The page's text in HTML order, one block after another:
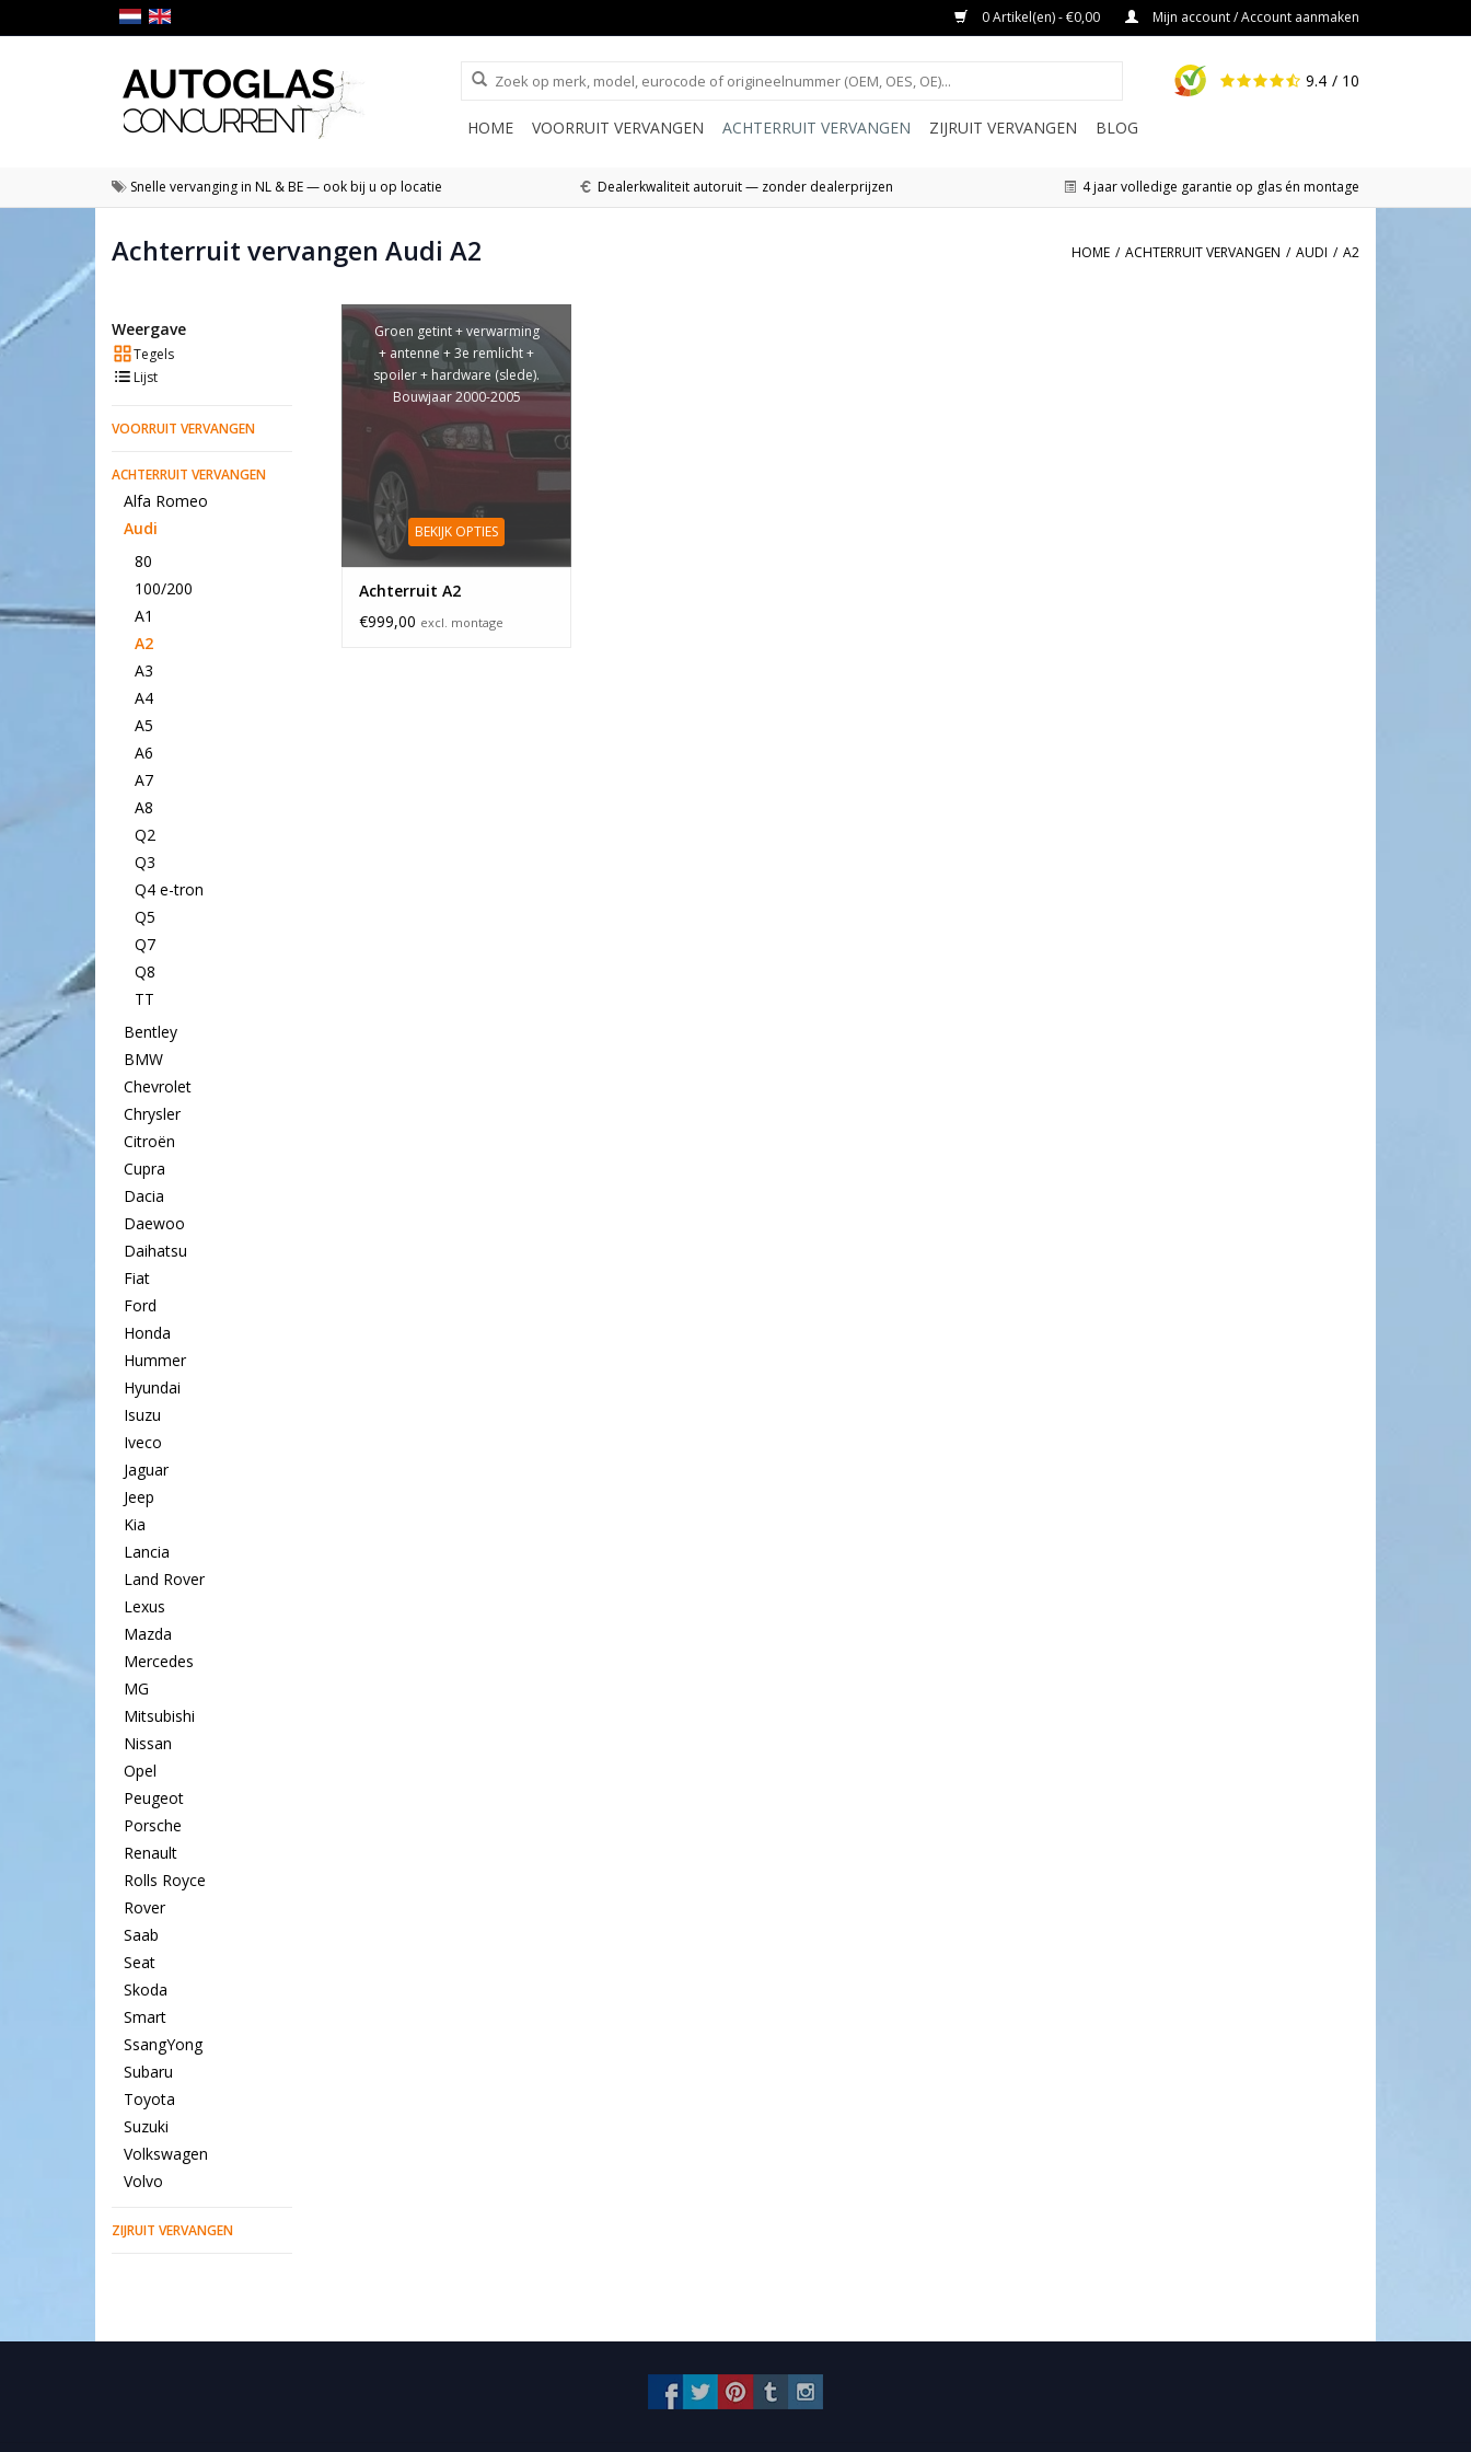
0 Artikel(en) - €0,00 Mijn account / Account aanmaken
9.4 / 10
HOME VOORRUIT VERVANGEN ACHTERRUIT VERVANGEN ZIJRUIT VERVANGEN BLOG
Snelle vervanging in NL & BE — ook bij u op locatie Dealerkwaliteit autoruit — zonder dealerprijzen 4 jaar volledige garantie op glas én montage
Achterruit vervangen Audi A2 HOME / ACHTERRUIT VERVANGEN / AUDI / A2
Weergave
Tegels
Lijst
VOORRUIT VERVANGEN
ACHTERRUIT VERVANGEN
Alfa Romeo
Audi
80
100/200
A1
A2
A3
A4
A5
A6
A7
A8
Q2
Q3
Q4 e-tron
Q5
Q7
Q8
TT
Bentley
BMW
Chevrolet
Chrysler
Citroën
Cupra
Dacia
Daewoo
Daihatsu
Fiat
Ford
Honda
Hummer
Hyundai
Isuzu
Iveco
Jaguar
Jeep
Kia
Lancia
Land Rover
Lexus
Mazda
Mercedes
MG
Mitsubishi
Nissan
Opel
Peugeot
Porsche
Renault
Rolls Royce
Rover
Saab
Seat
Skoda
Smart
SsangYong
Subaru
Toyota
Suzuki
Volkswagen
Volvo
ZIJRUIT VERVANGEN
Groen getint + verwarming
+ antenne + 3e remlicht +
spoiler + hardware (slede).
Bouwjaar 2000-2005
BEKIJK OPTIES
Achterruit A2
€999,00 excl. montage